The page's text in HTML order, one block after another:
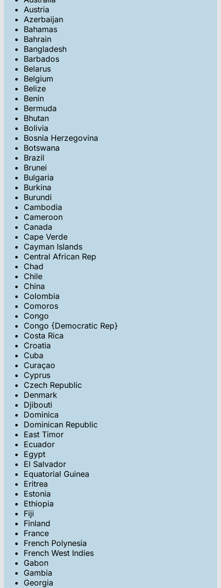
Austria
Azerbaijan
Bahamas
Bahrain
Bangladesh
Barbados
Belarus
Belgium
Belize
Benin
Bermuda
Bhutan
Bolivia
Bosnia Herzegovina
Botswana
Brazil
Brunei
Bulgaria
Burkina
Burundi
Cambodia
Cameroon
Canada
Cape Verde
Cayman Islands
Central African Rep
Chad
Chile
China
Colombia
Comoros
Congo
Congo {Democratic Rep}
Costa Rica
Croatia
Cuba
Curaçao
Cyprus
Czech Republic
Denmark
Djibouti
Dominica
Dominican Republic
East Timor
Ecuador
Egypt
El Salvador
Equatorial Guinea
Eritrea
Estonia
Ethiopia
Fiji
Finland
France
French Polynesia
French West Indies
Gabon
Gambia
Georgia